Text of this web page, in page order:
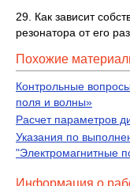
29. Как зависит
резонатора от его
Похожие
Контрольные
поля и волны»
Расчет параметров
Указания по
"Электромагнитные
Информация о